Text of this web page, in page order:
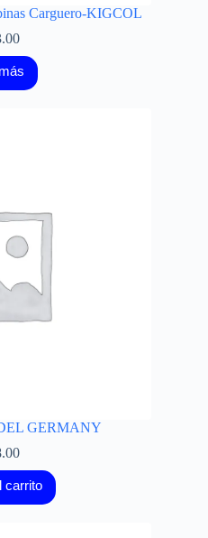
Carguero-KIGCOL
GERMANY
carrito